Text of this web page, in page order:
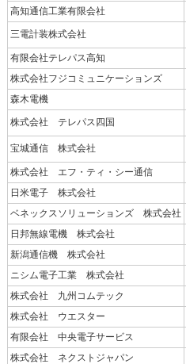
高知通信工業有限会社
三電計装株式会社
有限会社テレパス高知
株式会社フジコミュニケーションズ
森木電機
株式会社 テレパス四国
宝城通信 株式会社
株式会社 エフ・ティ・シー通信
日米電子 株式会社
ベネックスソリューションズ 株式会社
日邦無線電機 株式会社
新潟通信機 株式会社
ニシム電子工業 株式会社
株式会社 九州コムテック
株式会社 ウエスター
有限会社 中央電子サービス
株式会社 ネクストジャパン